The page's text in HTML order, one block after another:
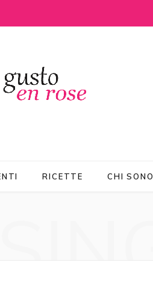
RICETTE CHI SONO